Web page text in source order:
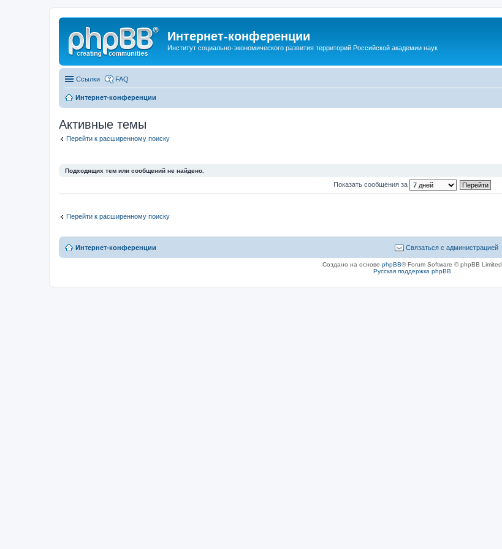
Интернет-конференции
Институт социально-экономического развития территорий Российской академии наук
Ссылки FAQ
Интернет-конференции
Активные темы
Перейти к расширенному поиску
Подходящих тем или сообщений не найдено.
Показать сообщения за
Перейти к расширенному поиску
Интернет-конференции Связаться с администрацией
Создано на основе phpBB® Forum Software © phpBB Limited
Русская поддержка phpBB